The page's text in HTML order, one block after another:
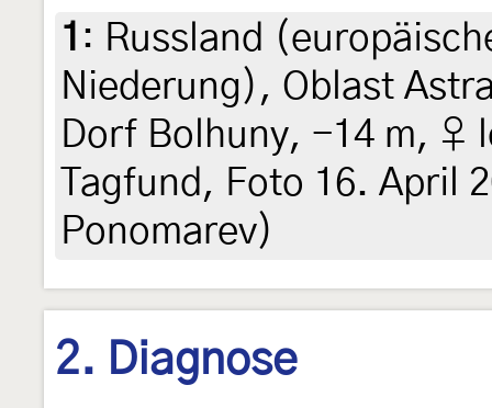
1 : Russland
Niederung), Oblast
Dorf Bolhuny, -14 m, ♀
Tagfund, Foto 16. April
Ponomarev)
2. Diagnose